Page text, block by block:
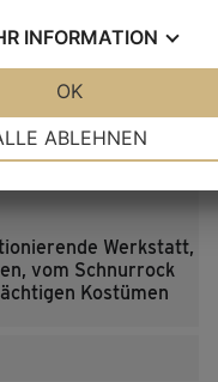
Werkstatt,
vom Schnurrock
Kostümen
INFORMATION
ABLEHNEN
OK